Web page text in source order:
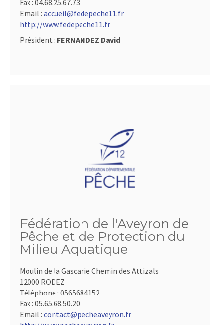
Fax : 04.68.25.67.73
Email : accueil@fedepeche11.fr
http://www.fedepeche11.fr
Président : FERNANDEZ David
Fédération de l'Aveyron de
Pêche et de Protection du
Milieu Aquatique
Moulin de la Gascarie Chemin des Attizals
12000 RODEZ
Téléphone : 0565684152
Fax : 05.65.68.50.20
Email : contact@pecheaveyron.fr